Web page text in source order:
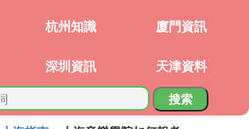
杭州知識 廈門資訊
深圳資訊 天津資料
搜索